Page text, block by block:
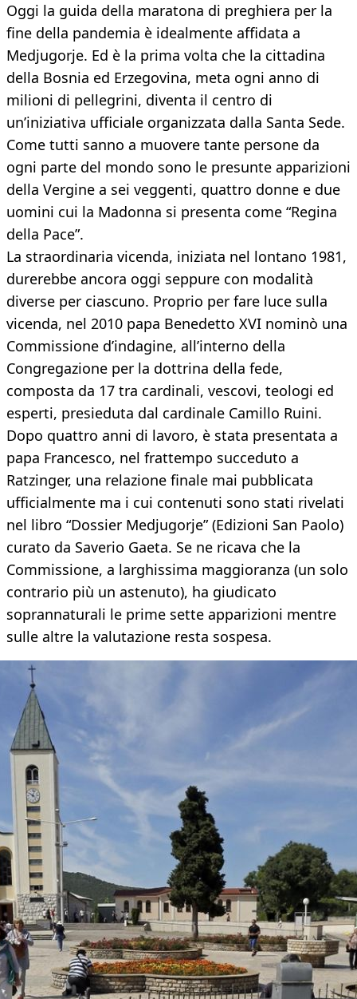
Oggi la guida della maratona di preghiera per la
fine della pandemia è idealmente affidata a
Medjugorje. Ed è la prima volta che la cittadina
della Bosnia ed Erzegovina, meta ogni anno di
milioni di pellegrini, diventa il centro di
un’iniziativa ufficiale organizzata dalla Santa Sede.
Come tutti sanno a muovere tante persone da
ogni parte del mondo sono le presunte apparizioni
della Vergine a sei veggenti, quattro donne e due
uomini cui la Madonna si presenta come “Regina
della Pace”.
La straordinaria vicenda, iniziata nel lontano 1981,
durerebbe ancora oggi seppure con modalità
diverse per ciascuno. Proprio per fare luce sulla
vicenda, nel 2010 papa Benedetto XVI nominò una
Commissione d’indagine, all’interno della
Congregazione per la dottrina della fede,
composta da 17 tra cardinali, vescovi, teologi ed
esperti, presieduta dal cardinale Camillo Ruini.
Dopo quattro anni di lavoro, è stata presentata a
papa Francesco, nel frattempo succeduto a
Ratzinger, una relazione finale mai pubblicata
ufficialmente ma i cui contenuti sono stati rivelati
nel libro “Dossier Medjugorje” (Edizioni San Paolo)
curato da Saverio Gaeta. Se ne ricava che la
Commissione, a larghissima maggioranza (un solo
contrario più un astenuto), ha giudicato
soprannaturali le prime sette apparizioni mentre
sulle altre la valutazione resta sospesa.